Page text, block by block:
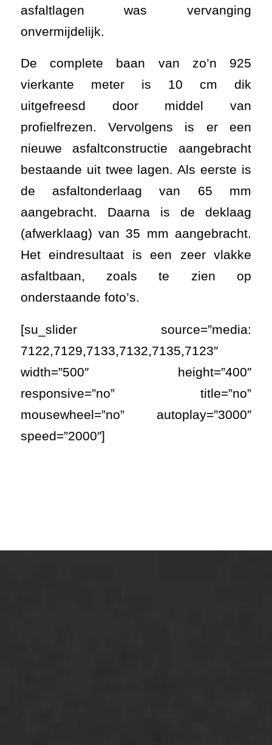
asfaltlagen was vervanging
onvermijdelijk.
De complete baan van zo’n 925
vierkante meter is 10 cm dik
uitgefreesd door middel van
profielfrezen. Vervolgens is er een
nieuwe asfaltconstructie aangebracht
bestaande uit twee lagen. Als eerste is
de asfaltonderlaag van 65 mm
aangebracht. Daarna is de deklaag
(afwerklaag) van 35 mm aangebracht.
Het eindresultaat is een zeer vlakke
asfaltbaan, zoals te zien op
onderstaande foto’s.
[su_slider source=”media:
7122,7129,7133,7132,7135,7123″
width=”500″ height=”400″
responsive=”no” title=”no”
mousewheel=”no” autoplay=”3000″
speed=”2000″]